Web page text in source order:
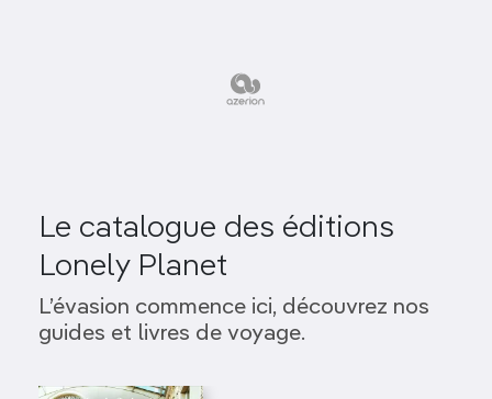
Le catalogue des éditions
Lonely Planet
L’évasion commence ici, découvrez nos
guides et livres de voyage.